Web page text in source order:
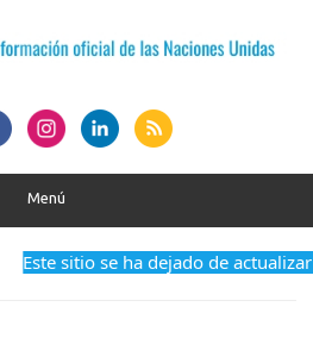
Menú
Este sitio se ha dejado de actualizar